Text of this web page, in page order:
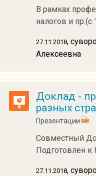
В рамках
налогов и
27.11.2018,
Алексеевна
Доклад -
разных
Презентации
Совместный
Подготовлен
27.11.2018,